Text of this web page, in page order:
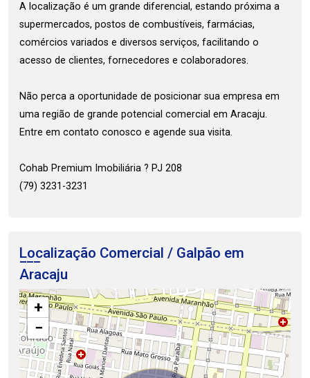
A localização é um grande diferencial, estando próxima a
supermercados, postos de combustíveis, farmácias,
comércios variados e diversos serviços, facilitando o
acesso de clientes, fornecedores e colaboradores.
Não perca a oportunidade de posicionar sua empresa em
uma região de grande potencial comercial em Aracaju.
Entre em contato conosco e agende sua visita.
Cohab Premium Imobiliária ? PJ 208
(79) 3231-3231
Localização Comercial / Galpão em
Aracaju
+
−